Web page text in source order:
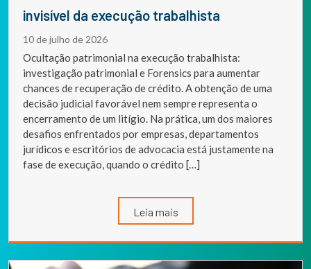
invisível da execução trabalhista
10 de julho de 2026
Ocultação patrimonial na execução trabalhista:
investigação patrimonial e Forensics para aumentar
chances de recuperação de crédito. A obtenção de uma
decisão judicial favorável nem sempre representa o
encerramento de um litígio. Na prática, um dos maiores
desafios enfrentados por empresas, departamentos
jurídicos e escritórios de advocacia está justamente na
fase de execução, quando o crédito […]
Leia mais